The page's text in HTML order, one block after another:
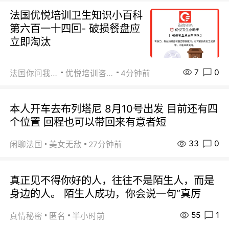
法国优悦培训卫生知识小百科
第六百一十四回- 破损餐盘应
立即淘汰
法国你问我答 优悦培训咨询 4分钟前 7 0
本人开车去布列塔尼 8月10号出发 目前还有四
个位置 回程也可以带回来有意者短
闲聊法国 美女无敌 27分钟前 33 0
真正见不得你好的人，往往不是陌生人，而是
身边的人。 陌生人成功，你会说一句“真厉
真情秘密 匿名 半小时前 55 1